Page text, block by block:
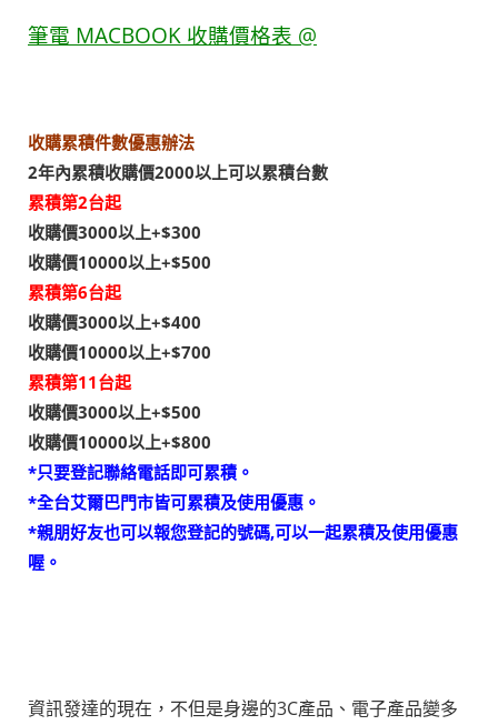
筆電 MACBOOK 收購價格表 @
收購累積件數優惠辦法
2年內累積收購價2000以上可以累積台數
累積第2台起
收購價3000以上+$300
收購價10000以上+$500
累積第6台起
收購價3000以上+$400
收購價10000以上+$700
累積第11台起
收購價3000以上+$500
收購價10000以上+$800
*只要登記聯絡電話即可累積。
*全台艾爾巴門市皆可累積及使用優惠。
*親朋好友也可以報您登記的號碼,可以一起累積及使用優惠
喔。
資訊發達的現在，不但是身邊的3C產品、電子產品變多